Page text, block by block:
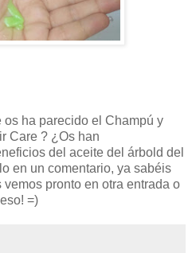
ha parecido el Champú y
Care ? ¿Os han
del aceite del árbold del
en un comentario, ya sabéis
pronto en otra entrada o
=)